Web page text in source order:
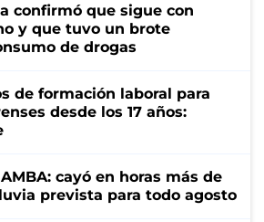
confirmó que sigue con
y que tuvo un brote
de drogas
de formación laboral para
desde los 17 años:
cayó en horas más de
prevista para todo agosto